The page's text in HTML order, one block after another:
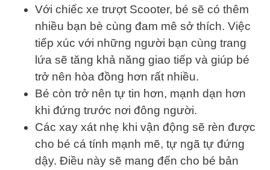
Với chiếc xe trượt Scooter, bé sẽ có thêm
nhiều bạn bè cùng đam mê sở thích. Việc
tiếp xúc với những người bạn cùng trang
lứa sẽ tăng khả năng giao tiếp và giúp bé
trở nên hòa đồng hơn rất nhiều.
Bé còn trở nên tự tin hơn, mạnh dạn hơn
khi đứng trước nơi đông người.
Các xay xát nhẹ khi vận động sẽ rèn được
cho bé cá tính mạnh mẽ, tự ngã tự đứng
dậy. Điều này sẽ mang đến cho bé bản